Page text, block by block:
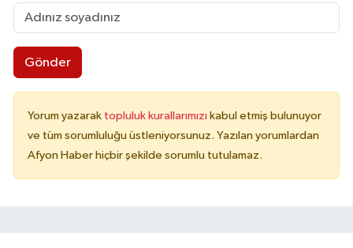
Gönder
Yorum yazarak topluluk kurallarımızı kabul etmiş bulunuyor
ve tüm sorumluluğu üstleniyorsunuz. Yazılan yorumlardan
Afyon Haber hiçbir şekilde sorumlu tutulamaz.